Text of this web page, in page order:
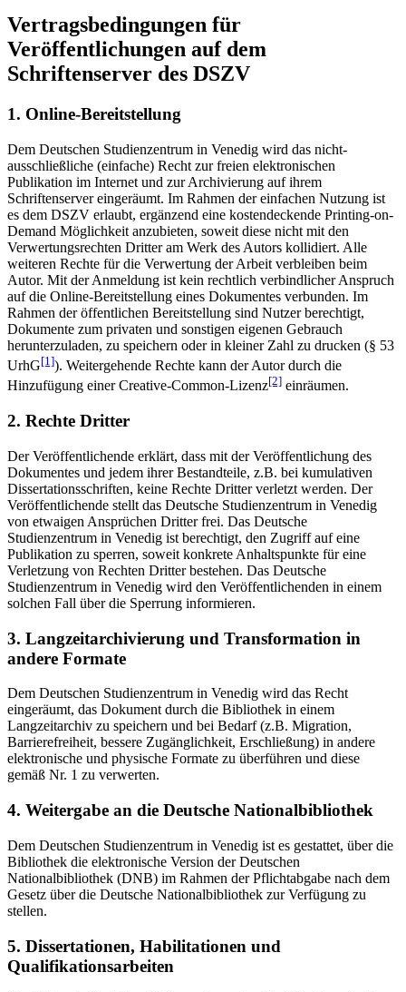
Vertragsbedingungen für
Veröffentlichungen auf dem
Schriftenserver des DSZV
1. Online-Bereitstellung
Dem Deutschen Studienzentrum in Venedig wird das nicht-
ausschließliche (einfache) Recht zur freien elektronischen
Publikation im Internet und zur Archivierung auf ihrem
Schriftenserver eingeräumt. Im Rahmen der einfachen Nutzung ist
es dem DSZV erlaubt, ergänzend eine kostendeckende Printing-on-
Demand Möglichkeit anzubieten, soweit diese nicht mit den
Verwertungsrechten Dritter am Werk des Autors kollidiert. Alle
weiteren Rechte für die Verwertung der Arbeit verbleiben beim
Autor. Mit der Anmeldung ist kein rechtlich verbindlicher Anspruch
auf die Online-Bereitstellung eines Dokumentes verbunden. Im
Rahmen der öffentlichen Bereitstellung sind Nutzer berechtigt,
Dokumente zum privaten und sonstigen eigenen Gebrauch
herunterzuladen, zu speichern oder in kleiner Zahl zu drucken (§ 53
UrhG[1]). Weitergehende Rechte kann der Autor durch die
Hinzufügung einer Creative-Common-Lizenz[2] einräumen.
2. Rechte Dritter
Der Veröffentlichende erklärt, dass mit der Veröffentlichung des
Dokumentes und jedem ihrer Bestandteile, z.B. bei kumulativen
Dissertationsschriften, keine Rechte Dritter verletzt werden. Der
Veröffentlichende stellt das Deutsche Studienzentrum in Venedig
von etwaigen Ansprüchen Dritter frei. Das Deutsche
Studienzentrum in Venedig ist berechtigt, den Zugriff auf eine
Publikation zu sperren, soweit konkrete Anhaltspunkte für eine
Verletzung von Rechten Dritter bestehen. Das Deutsche
Studienzentrum in Venedig wird den Veröffentlichenden in einem
solchen Fall über die Sperrung informieren.
3. Langzeitarchivierung und Transformation in
andere Formate
Dem Deutschen Studienzentrum in Venedig wird das Recht
eingeräumt, das Dokument durch die Bibliothek in einem
Langzeitarchiv zu speichern und bei Bedarf (z.B. Migration,
Barrierefreiheit, bessere Zugänglichkeit, Erschließung) in andere
elektronische und physische Formate zu überführen und diese
gemäß Nr. 1 zu verwerten.
4. Weitergabe an die Deutsche Nationalbibliothek
Dem Deutschen Studienzentrum in Venedig ist es gestattet, über die
Bibliothek die elektronische Version der Deutschen
Nationalbibliothek (DNB) im Rahmen der Pflichtabgabe nach dem
Gesetz über die Deutsche Nationalbibliothek zur Verfügung zu
stellen.
5. Dissertationen, Habilitationen und
Qualifikationsarbeiten